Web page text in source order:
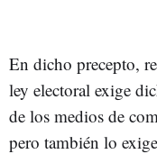
En dicho precepto,
ley electoral exige
de los medios de
pero también lo